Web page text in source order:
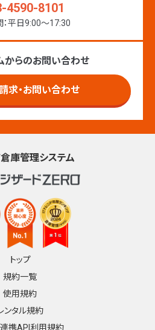
4590-8101
：平日9:00〜17:30
からのお問い合わせ
求・お問い合わせ
庫管理システム
トップ
規約一覧
使用規約
ンタル規約
携API利用規約